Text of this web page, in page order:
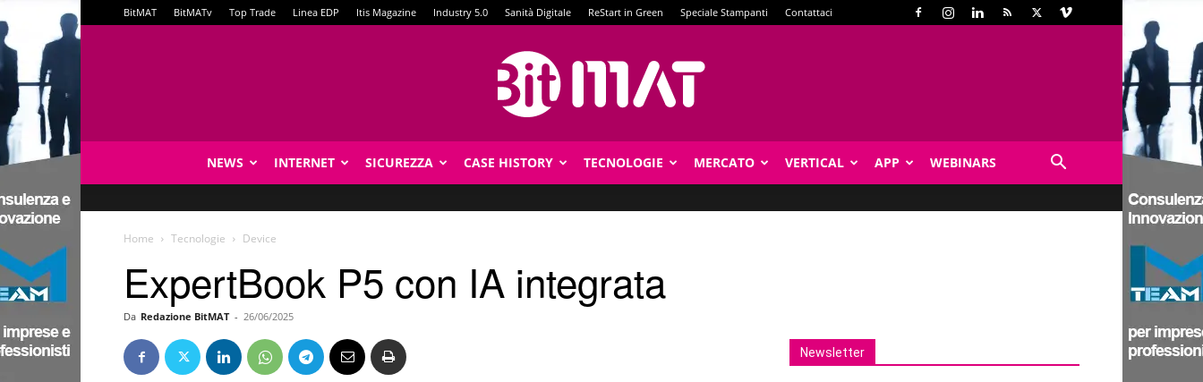
BitMAT BitMATv Top Trade Linea EDP Itis Magazine Industry 5.0 Sanità Digitale ReStart in Green Speciale Stampanti Contattaci
NEWS INTERNET SICUREZZA CASE HISTORY TECNOLOGIE MERCATO VERTICAL APP WEBINARS
Home Tecnologie Device
ExpertBook P5 con IA integrata
Da Redazione BitMAT - 26/06/2025
Newsletter